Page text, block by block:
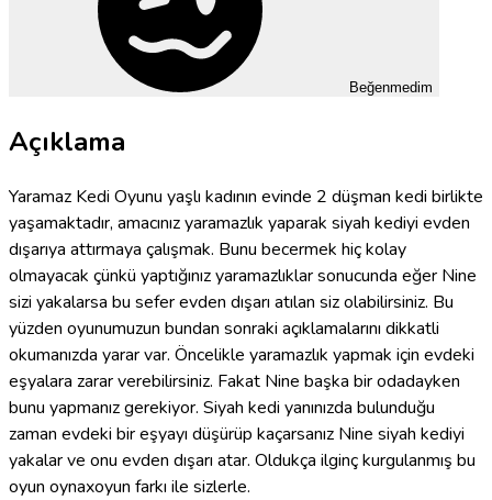
Beğenmedim
Açıklama
Yaramaz Kedi Oyunu yaşlı kadının evinde 2 düşman kedi birlikte
yaşamaktadır, amacınız yaramazlık yaparak siyah kediyi evden
dışarıya attırmaya çalışmak. Bunu becermek hiç kolay
olmayacak çünkü yaptığınız yaramazlıklar sonucunda eğer Nine
sizi yakalarsa bu sefer evden dışarı atılan siz olabilirsiniz. Bu
yüzden oyunumuzun bundan sonraki açıklamalarını dikkatli
okumanızda yarar var. Öncelikle yaramazlık yapmak için evdeki
eşyalara zarar verebilirsiniz. Fakat Nine başka bir odadayken
bunu yapmanız gerekiyor. Siyah kedi yanınızda bulunduğu
zaman evdeki bir eşyayı düşürüp kaçarsanız Nine siyah kediyi
yakalar ve onu evden dışarı atar. Oldukça ilginç kurgulanmış bu
oyun oynaxoyun farkı ile sizlerle.